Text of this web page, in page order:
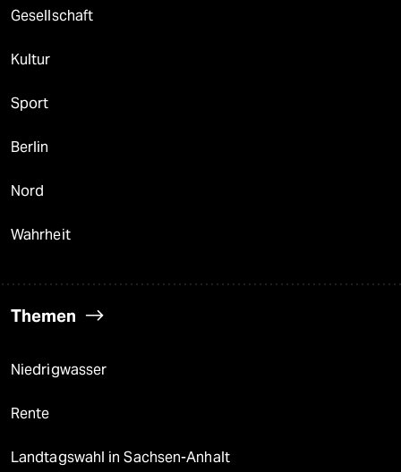
Gesellschaft
Kultur
Sport
Berlin
Nord
Wahrheit
Themen
Niedrigwasser
Rente
Landtagswahl in Sachsen-Anhalt